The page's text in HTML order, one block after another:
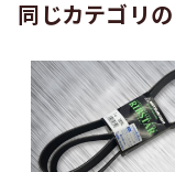
同じカテゴリ